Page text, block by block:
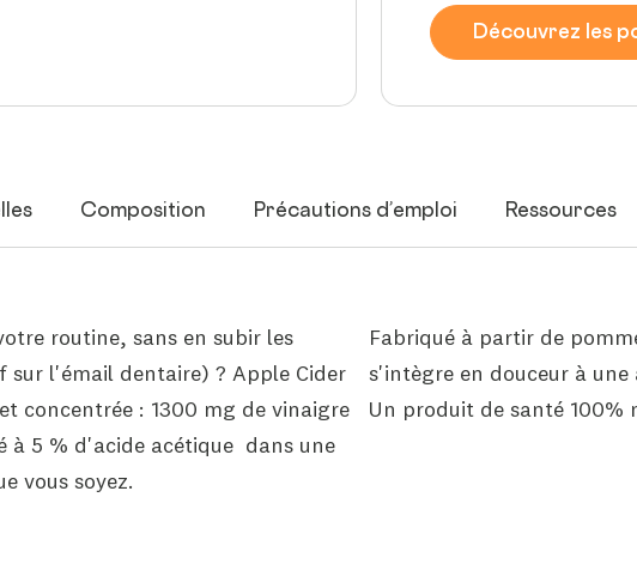
Découvrez les
Composition Précautions d’emploi Ressources
routine, sans en subir les
l'émail dentaire) ? Apple Cider
concentrée : 1300 mg de vinaigre
à 5 % d'acide acétique dans une
vous soyez.
Fabriqué à partir de
s'intègre en douceur à
Un produit de santé 100%